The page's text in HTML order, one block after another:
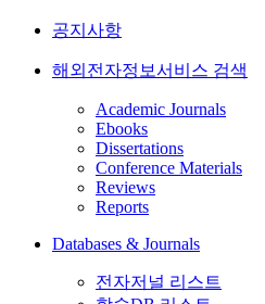
공지사항
해외전자정보서비스 검색
Academic Journals
Ebooks
Dissertations
Conference Materials
Reviews
Reports
Databases & Journals
전자저널 리스트